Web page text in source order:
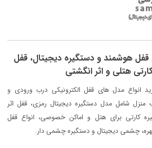
هوشمند و دستگیره دیجیتال، قفل
هتلی و اثر انگشتی
انواع مدل های قفل الکترونیکی درب ورودی و
منزل شامل مدل دستگیره دیجیتال رمزی، قفل اثر
کارتی برای هتل و اماکن خصوصی، انواع قفل
چشمی دیجیتال و دستگیره چشمی دار.